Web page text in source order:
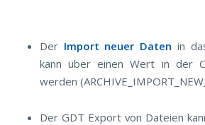
Der Import neuer Daten in
kann über einen Wert in der
werden
Der GDT Export von Dateien